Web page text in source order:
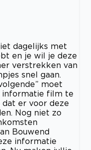
dagelijks met
en je wil je deze
verstrekken van
snel gaan.
moet
informatie film te
dat er voor deze
Nog niet zo
Bouwend
informatie